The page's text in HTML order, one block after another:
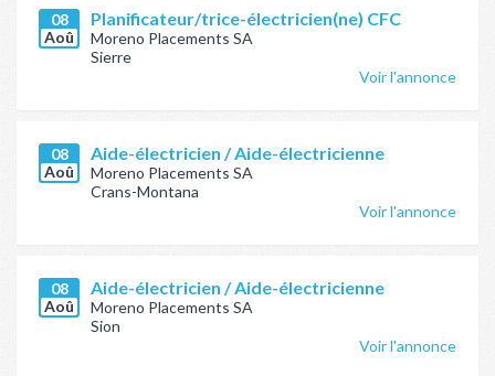
08
Aoû
Planificateur/trice-électricien(ne) CFC
Moreno Placements SA
Sierre
Voir l'annonce
08
Aoû
Aide-électricien / Aide-électricienne
Moreno Placements SA
Crans-Montana
Voir l'annonce
08
Aoû
Aide-électricien / Aide-électricienne
Moreno Placements SA
Sion
Voir l'annonce